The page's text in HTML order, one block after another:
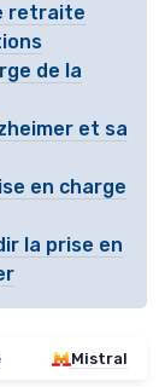
retraite
de la
et sa
en charge
la prise en
Mistral